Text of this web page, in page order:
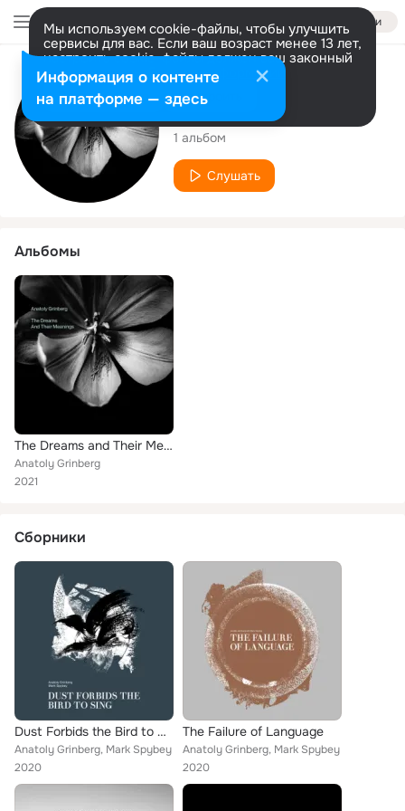
Войти
Мы используем cookie-файлы, чтобы улучшить
сервисы для вас. Если ваш возраст менее 13 лет,
настроить cookie-файлы должен ваш законный
представитель. Больше информации
Разрешить все Настроить
Исполнитель
Anatoly Grinberg
1 альбом
Слушать
Альбомы
The Dreams and Their Meanings
Anatoly Grinberg
2021
Сборники
Dust Forbids the Bird to Sing
Anatoly Grinberg, Mark Spybey
2020
The Failure of Language
Anatoly Grinberg, Mark Spybey
2020
Информация о контенте
на платформе — здесь